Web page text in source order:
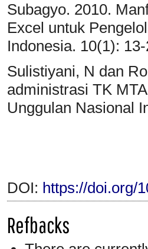
Subagyo. 2010.
Excel untuk
Indonesia. 10(1):
Sulistiyani, N dan
administrasi TK
Unggulan Nasional
DOI: https://doi.org/
Refbacks